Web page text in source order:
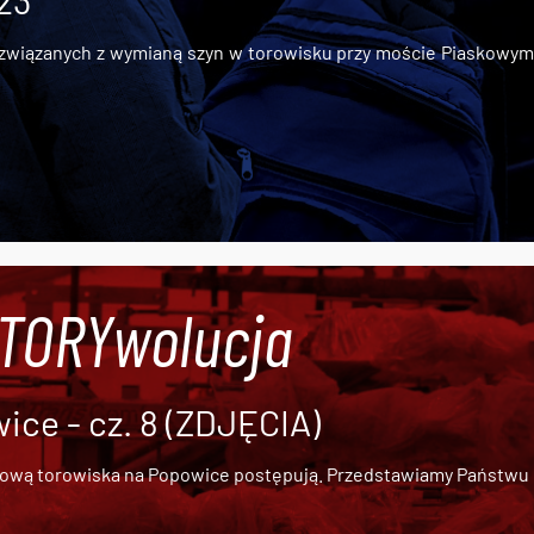
z wymianą szyn w torowisku przy moście
- cz. 8 (ZDJĘCIA)
torowiska na Popowice postępują. Przedstawiamy